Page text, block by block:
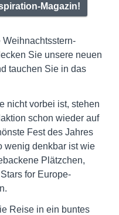
Magazin!
Weihnachtsstern-
Sie unsere neuen
tauchen Sie in das
nicht vorbei ist, stehen
schon wieder auf
Fest des Jahres
wenig denkbar ist wie
Plätzchen,
for Europe-
Reise in ein buntes